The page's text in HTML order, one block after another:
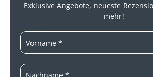
Exklusive Angebote, neueste
mehr!